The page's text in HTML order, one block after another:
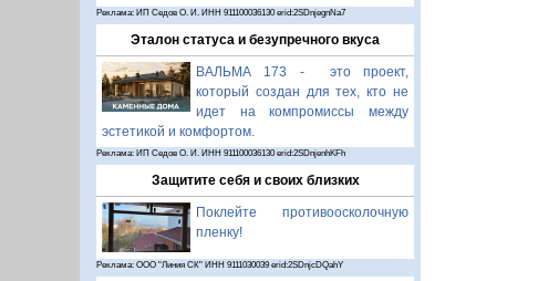
Реклама: ИП Седов О. И. ИНН 911100036130 erid:2SDnjegnNa7
Эталон статуса и безупречного вкуса
ВАЛЬМА 173 - это проект,
который создан для тех, кто не
идет на компромиссы между
эстетикой и комфортом.
Реклама: ИП Седов О. И. ИНН 911100036130 erid:2SDnjenhKFh
Защитите себя и своих близких
Поклейте противоосколочную
пленку!
Реклама: ООО "Линия СК" ИНН 9111030039 erid:2SDnjcDQahY